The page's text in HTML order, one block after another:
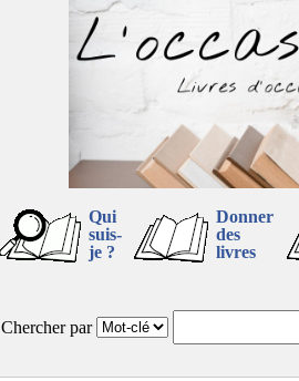
Qui
suis-
je ?
Donner
des
livres
Chercher par